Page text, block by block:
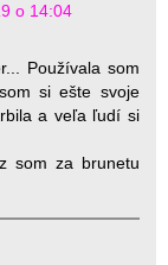
o 14:04
Používala som
si ešte svoje
a veľa ľudí si
som za brunetu